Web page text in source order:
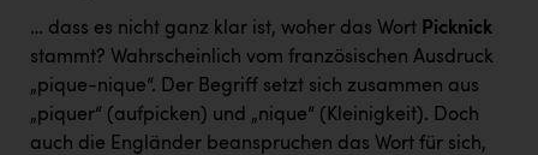
… dass es nicht ganz klar ist, woher das Wort Picknick
stammt? Wahrscheinlich vom französischen Ausdruck
„pique-nique“. Der Begriff setzt sich zusammen aus
„piquer“ (aufpicken) und „nique“ (Kleinigkeit). Doch
auch die Engländer beanspruchen das Wort für sich,